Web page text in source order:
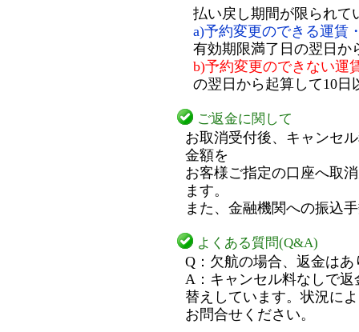
払い戻し期間が限られて
a)予約変更のできる運賃
有効期限満了日の翌日か
b)予約変更のできない運
の翌日から起算して10日
ご返金に関して
お取消受付後、キャンセ
金額を
お客様ご指定の口座へ取
ます。
また、金融機関への振込
よくある質問(Q&A)
Q：欠航の場合、返金はあ
A：キャンセル料なしで
替えしています。状況に
お問合せください。